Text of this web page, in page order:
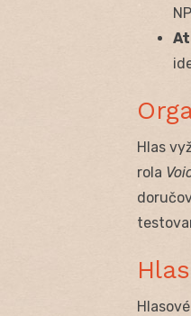
Hlas
rola